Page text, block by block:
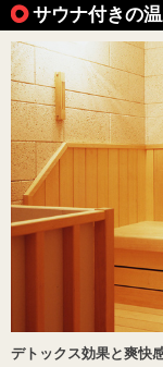
サウナ付きの
デトックス効果と爽快